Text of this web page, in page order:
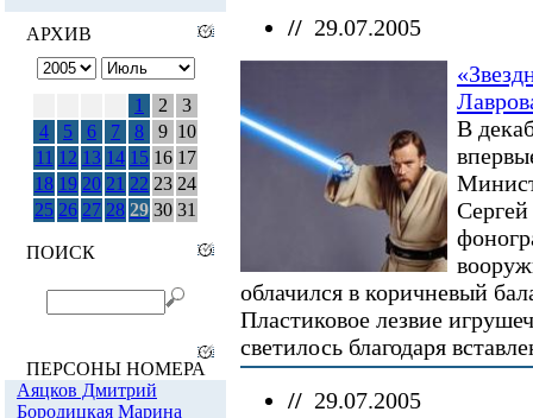
АРХИВ
1 2
3
4
5 6 7 8 9 10
11 12 13 14 15 16 17
18 19 20 21 22 23 24
25 26 27 28 29 30 31
ПОИСК
ПЕРСОНЫ НОМЕРА
Аяцков Дмитрий
Бородицкая Марина
// 29.07.2005
В
Сергей
облачился в коричневый
Пластиковое лезвие
светилось благодаря
// 29.07.2005